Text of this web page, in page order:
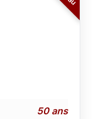
50 ans